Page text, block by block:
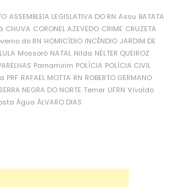
ASSEMBLEIA LEGISLATIVA DO RN Assu BATATA
CHUVA CORONEL AZEVEDO CRIME CRUZETA
do RN HOMICÍDIO INCÊNDIO JARDIM DE
LULA Mossoró NATAL Nilda NÉLTER QUEIROZ
Parnamirim POLÍCIA POLÍCIA CIVIL
PRF RAFAEL MOTTA RN ROBERTO GERMANO
SERRA NEGRA DO NORTE Temer UFRN Vivaldo
Água ÁLVARO DIAS